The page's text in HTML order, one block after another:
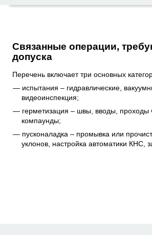
Связанные операции,
допуска
Перечень включает три основных
испытания – гидравлические,
видеоинспекция;
герметизация – швы, вводы, проходы
компаунды;
пусконаладка – промывка или
уклонов, настройка автоматики КНС,